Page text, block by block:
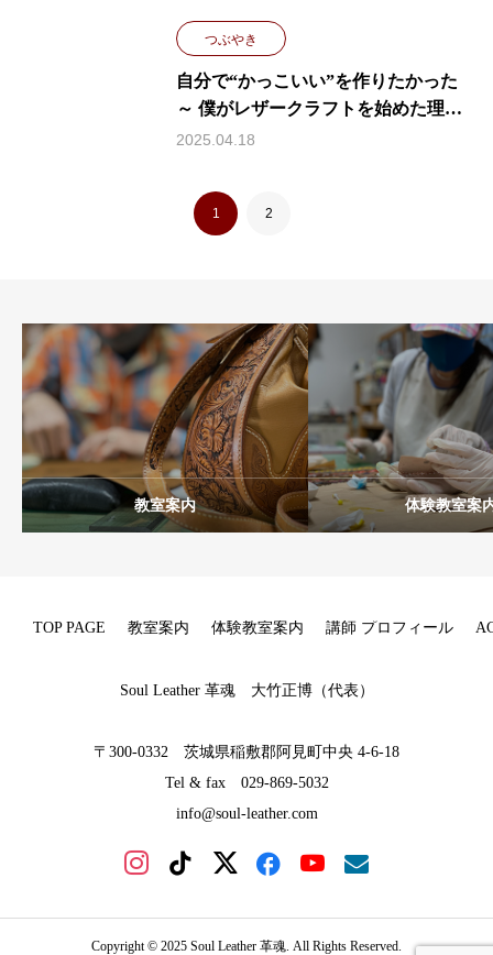
つぶやき
自分で“かっこいい”を作りたかった
～ 僕がレザークラフトを始めた理由
～
2025.04.18
1 2
教室案内 体験教室案
TOP PAGE 教室案内 体験教室案内 講師 プロフィール
Soul Leather 革魂 大竹正博（代表）
〒300-0332 茨城県稲敷郡阿見町中央 4-6-18
Tel & fax 029-869-5032
info@soul-leather.com
Copyright © 2025 Soul Leather 革魂. All Rights Reserved.